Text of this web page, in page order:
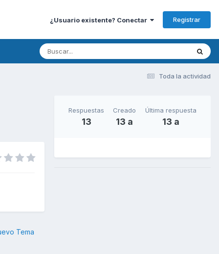
¿Usuario existente? Conectar Registrar
Toda la actividad
Tema
Respuestas
13
Creado
13 a
Última respuesta
13 a